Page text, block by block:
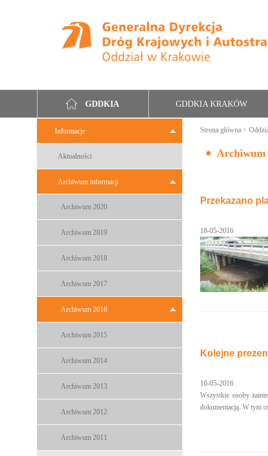
GDDKIA GDDKIA KRAKÓW
Informacje
Aktualności
Archiwum informacji
Archiwum 2020
Archiwum 2019
Archiwum 2018
Archiwum 2017
Archiwum 2016
Archiwum 2015
Archiwum 2014
Archiwum 2013
Archiwum 2012
Archiwum 2011
Strona główna >
Archiwum
Przekazano
18-05-2016
Kolejne
16-05-2016
Wszystkie osoby
dokumentacją. W tym